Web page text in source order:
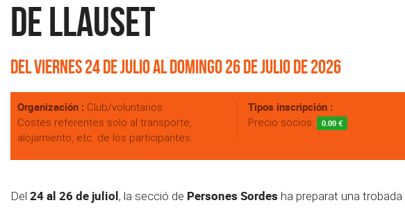
de Llauset
Del Viernes 24 de Julio al Domingo 26 de Julio de 2026
Organización : Club/voluntarios
Costes referentes solo al transporte,
alojamiento, etc. de los participantes.
Tipos inscripción :
Precio socios: 0.00 €
Del 24 al 26 de juliol, la secció de Persones Sordes ha preparat una trobada